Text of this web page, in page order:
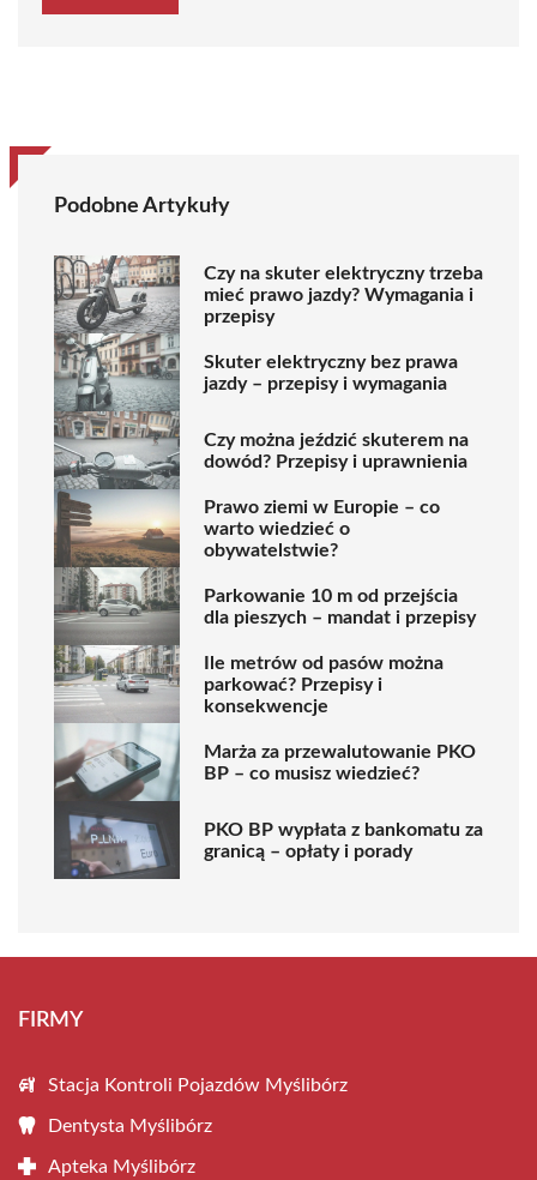
Podobne Artykuły
Czy na skuter elektryczny trzeba
mieć prawo jazdy? Wymagania i
przepisy
Skuter elektryczny bez prawa
jazdy – przepisy i wymagania
Czy można jeździć skuterem na
dowód? Przepisy i uprawnienia
Prawo ziemi w Europie – co
warto wiedzieć o
obywatelstwie?
Parkowanie 10 m od przejścia
dla pieszych – mandat i przepisy
Ile metrów od pasów można
parkować? Przepisy i
konsekwencje
Marża za przewalutowanie PKO
BP – co musisz wiedzieć?
PKO BP wypłata z bankomatu za
granicą – opłaty i porady
FIRMY
Stacja Kontroli Pojazdów Myślibórz
Dentysta Myślibórz
Apteka Myślibórz